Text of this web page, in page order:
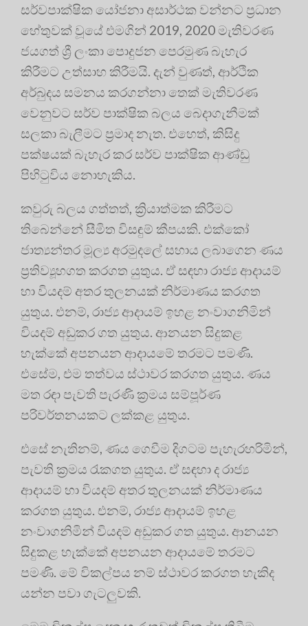
සර්වපාක්ෂික යෝජනා අසාර්ථක වන්නට ප්‍රධාන
හේතුවක් වූයේ එමගින් 2019, 2020 මැතිවරණ
ජයගත් ශ්‍රී ලංකා පොදුජන පෙරමුණ බැහැර
කිරීමට උත්සාහ කිරීමයි. දැන් වුණත්, ආර්ථික
අර්බුදය සමනය කරගන්නා තෙක් මැතිවරණ
වෙනුවට සර්ව පාක්ෂික බලය බෙදාගැනීමක්
සලකා බැලීමට ප්‍රමාද නැත. එහෙත්, කිසිදු
පක්ෂයක් බැහැර කර සර්ව පාක්ෂික ආණ්ඩු
පිහිටුවිය නොහැකිය.
කවුරු බලය ගත්තත්, ක්‍රියාත්මක කිරීමට
තිබෙන්නේ සීමිත විසඳුම් කීපයකි. එක්කෝ
ජාත්‍යන්තර මූල්‍ය අරමුදලේ සහාය ලබාගෙන ණය
ප්‍රතිව්‍යූහගත කරගත යුතුය. ඒ සඳහා රාජ්‍ය ආදායම්
හා වියදම් අතර තුලනයක් නිර්මාණය කරගත
යුතුය. එනම්, රාජ්‍ය ආදායම් ඉහළ නංවාගනිමින්
වියදම් අඩුකර ගත යුතුය. ආනයන සිදුකළ
හැක්කේ අපනයන ආදායමේ තරමට පමණි.
එසේම, එම තත්වය ස්ථාවර කරගත යුතුය. ණය
මත රඳා පැවති පැරණි ක්‍රමය සම්පූර්ණ
පරිවර්තනයකට ලක්කළ යුතුය.
එසේ නැතිනම්, ණය ගෙවීම දිගටම පැහැරහරිමින්,
පැවති ක්‍රමය රැකගත යුතුය. ඒ සඳහා ද රාජ්‍ය
ආදායම් හා වියදම් අතර තුලනයක් නිර්මාණය
කරගත යුතුය. එනම්, රාජ්‍ය ආදායම් ඉහළ
නංවාගනිමින් වියදම් අඩුකර ගත යුතුය. ආනයන
සිදුකළ හැක්කේ අපනයන ආදායමේ තරමට
පමණි. මේ විකල්පය නම් ස්ථාවර කරගත හැකිද
යන්න පවා ගැටලුවකි.